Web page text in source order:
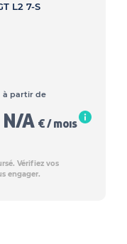
L2 7-S
à partir de
N/A € / mois
Vérifiez vos
engager.